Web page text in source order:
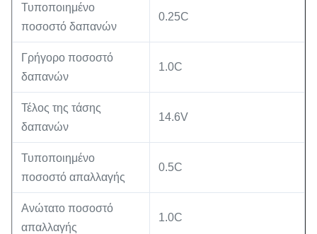
Τυποποιημένο
ποσοστό δαπανών
0.25C
Γρήγορο ποσοστό
δαπανών
1.0C
Τέλος της τάσης
δαπανών
14.6V
Τυποποιημένο
ποσοστό απαλλαγής
0.5C
Ανώτατο ποσοστό
απαλλαγής
1.0C